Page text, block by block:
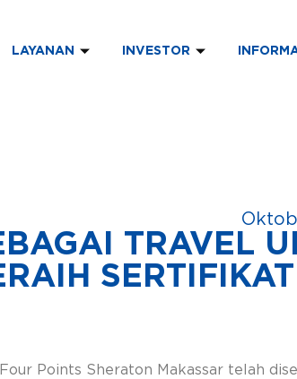
LAYANAN INVESTOR
TRAVEL
Points Sheraton Makassar telah